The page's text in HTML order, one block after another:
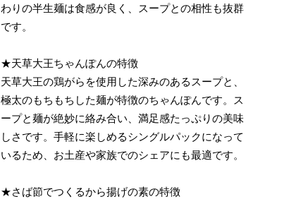
わりの半生麺は食感が良く、スープとの相性も抜群
です。
★天草大王ちゃんぽんの特徴
天草大王の鶏がらを使用した深みのあるスープと、
極太のもちもちした麺が特徴のちゃんぽんです。ス
ープと麺が絶妙に絡み合い、満足感たっぷりの美味
しさです。手軽に楽しめるシングルパックになって
いるため、お土産や家族でのシェアにも最適です。
★さば節でつくるから揚げの素の特徴